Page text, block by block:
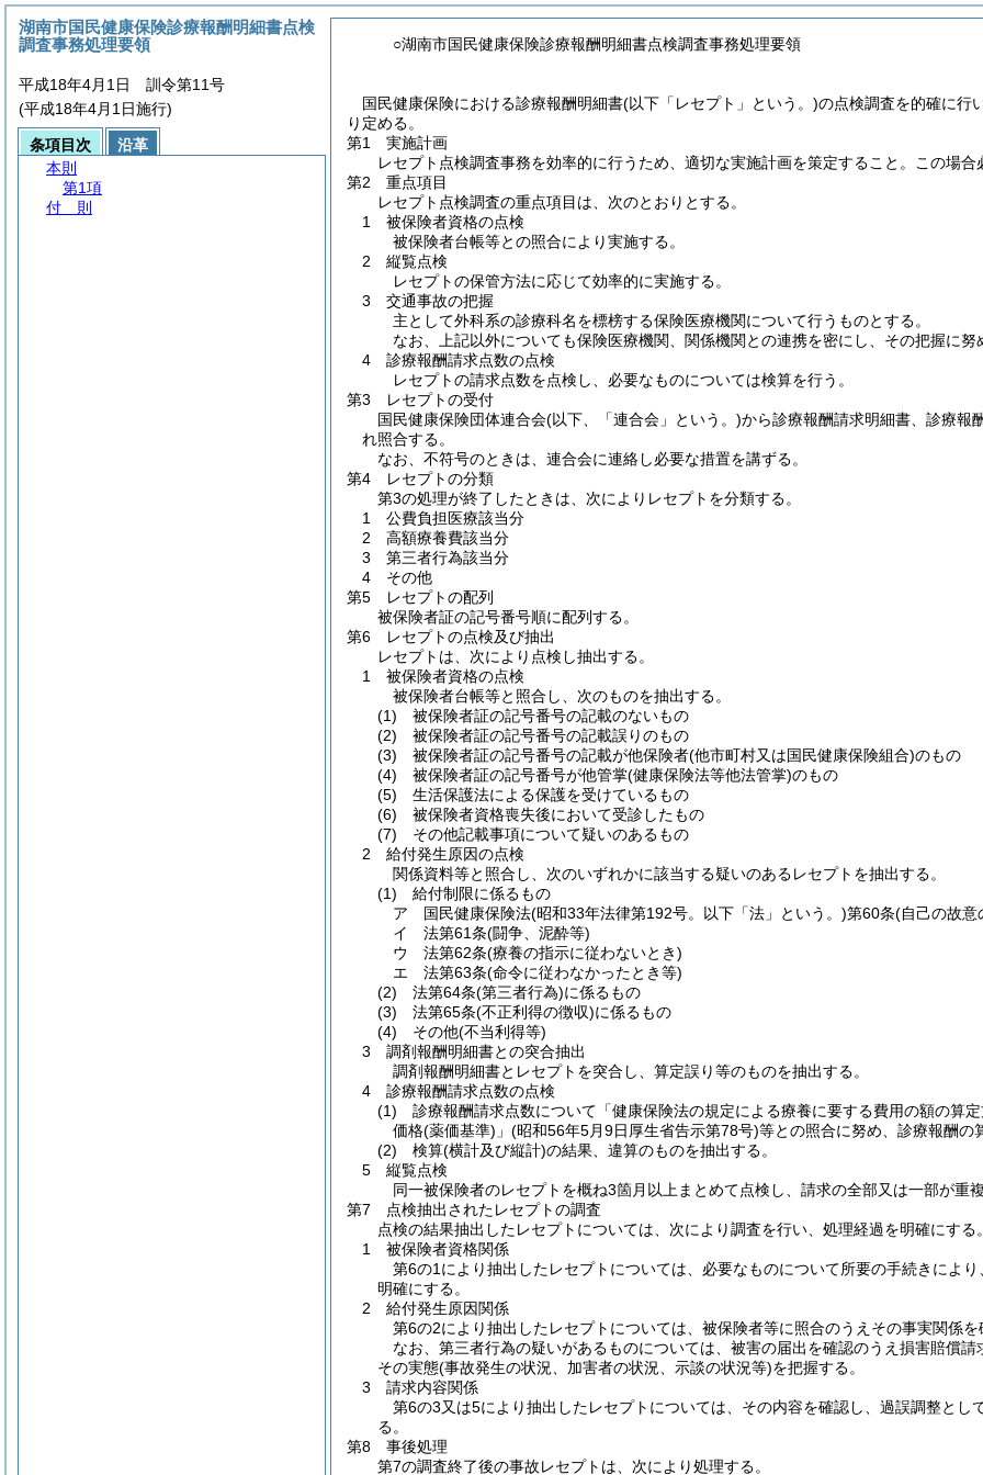
○湖南市国民健康保険診療報酬明細書点検調査事務処理要領
国民健康保険における診療報酬明細書(以下「レセプト」という。)の点検調査を的確に行
り定める。
第1 実施計画
レセプト点検調査事務を効率的に行うため、適切な実施計画を策定すること。この場合
第2 重点項目
レセプト点検調査の重点項目は、次のとおりとする。
1 被保険者資格の点検
被保険者台帳等との照合により実施する。
2 縦覧点検
レセプトの保管方法に応じて効率的に実施する。
3 交通事故の把握
主として外科系の診療科名を標榜する保険医療機関について行うものとする。
なお、上記以外についても保険医療機関、関係機関との連携を密にし、その把握に努
4 診療報酬請求点数の点検
レセプトの請求点数を点検し、必要なものについては検算を行う。
第3 レセプトの受付
国民健康保険団体連合会(以下、「連合会」という。)から診療報酬請求明細書、診療報
れ照合する。
なお、不符号のときは、連合会に連絡し必要な措置を講ずる。
第4 レセプトの分類
第3の処理が終了したときは、次によりレセプトを分類する。
1 公費負担医療該当分
2 高額療養費該当分
3 第三者行為該当分
4 その他
第5 レセプトの配列
被保険者証の記号番号順に配列する。
第6 レセプトの点検及び抽出
レセプトは、次により点検し抽出する。
1 被保険者資格の点検
被保険者台帳等と照合し、次のものを抽出する。
(1) 被保険者証の記号番号の記載のないもの
(2) 被保険者証の記号番号の記載誤りのもの
(3) 被保険者証の記号番号の記載が他保険者(他市町村又は国民健康保険組合)のもの
(4) 被保険者証の記号番号が他管掌(健康保険法等他法管掌)のもの
(5) 生活保護法による保護を受けているもの
(6) 被保険者資格喪失後において受診したもの
(7) その他記載事項について疑いのあるもの
2 給付発生原因の点検
関係資料等と照合し、次のいずれかに該当する疑いのあるレセプトを抽出する。
(1) 給付制限に係るもの
ア 国民健康保険法(昭和33年法律第192号。以下「法」という。)第60条(自己の故意
イ 法第61条(闘争、泥酔等)
ウ 法第62条(療養の指示に従わないとき)
エ 法第63条(命令に従わなかったとき等)
(2) 法第64条(第三者行為)に係るもの
(3) 法第65条(不正利得の徴収)に係るもの
(4) その他(不当利得等)
3 調剤報酬明細書との突合抽出
調剤報酬明細書とレセプトを突合し、算定誤り等のものを抽出する。
4 診療報酬請求点数の点検
(1) 診療報酬請求点数について「健康保険法の規定による療養に要する費用の額の算定
価格(薬価基準) 」 (昭和56年5月9日厚生省告示第78号)等との照合に努め、診療報酬の
(2) 検算(横計及び縦計)の結果、違算のものを抽出する。
5 縦覧点検
同一被保険者のレセプトを概ね3箇月以上まとめて点検し、請求の全部又は一部が重
第7 点検抽出されたレセプトの調査
点検の結果抽出したレセプトについては、次により調査を行い、処理経過を明確にする。
1 被保険者資格関係
第6の1により抽出したレセプトについては、必要なものについて所要の手続きによ
明確にする。
2 給付発生原因関係
第6の2により抽出したレセプトについては、被保険者等に照合のうえその事実関係を
なお、第三者行為の疑いがあるものについては、被害の届出を確認のうえ損害賠償
その実態(事故発生の状況、加害者の状況、示談の状況等)を把握する。
3 請求内容関係
第6の3又は5により抽出したレセプトについては、その内容を確認し、過誤調整と
る。
第8 事後処理
第7の調査終了後の事故レセプトは、次により処理する。
湖南市国民健康保険診療報酬明細書点検
調査事務処理要領
平成18年4月1日 訓令第11号
(平成18年4月1日施行)
条項目次
沿革
本則
第1項
付 則